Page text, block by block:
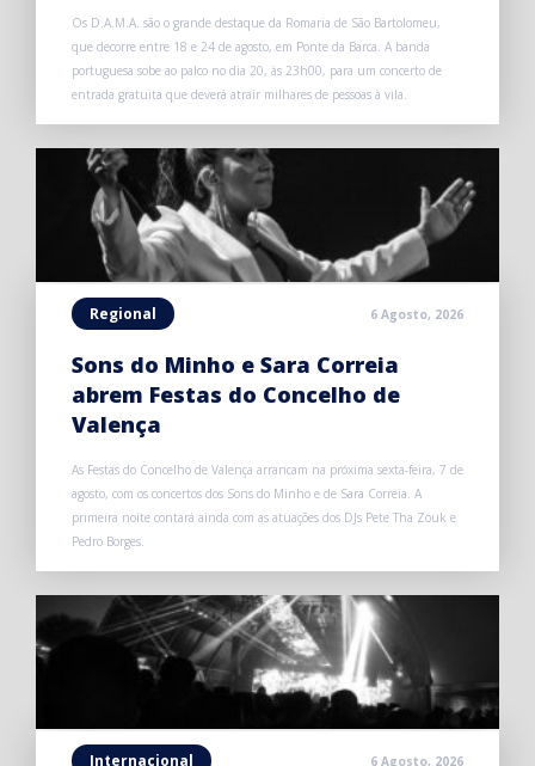
Os D.A.M.A. são o grande destaque da Romaria de São Bartolomeu,
que decorre entre 18 e 24 de agosto, em Ponte da Barca. A banda
portuguesa sobe ao palco no dia 20, às 23h00, para um concerto de
entrada gratuita que deverá atrair milhares de pessoas à vila.
Regional 6 Agosto, 2026
Sons do Minho e Sara Correia
abrem Festas do Concelho de
Valença
As Festas do Concelho de Valença arrancam na próxima sexta-feira, 7 de
agosto, com os concertos dos Sons do Minho e de Sara Correia. A
primeira noite contará ainda com as atuações dos DJs Pete Tha Zouk e
Pedro Borges.
Internacional 6 Agosto, 2026